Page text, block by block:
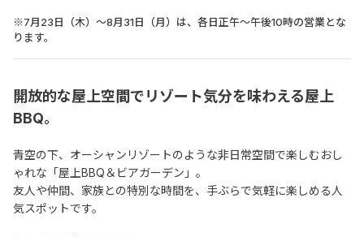
※7月23日（木）～8月31日（月）は、各日正午～午後10時の営業とな
ります。
開放的な屋上空間でリゾート気分を味わえる屋上
BBQ。
青空の下、オーシャンリゾートのような非日常空間で楽しむおし
ゃれな「屋上BBQ＆ビアガーデン」。
友人や仲間、家族との特別な時間を、手ぶらで気軽に楽しめる人
気スポットです。